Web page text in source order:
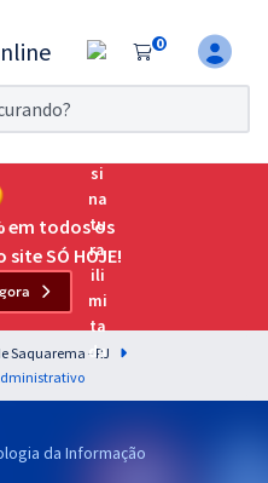
0
7 dias!
o Exame da
principais
em todos os
SÓ HOJE!
Saquarema - RJ
da Informação